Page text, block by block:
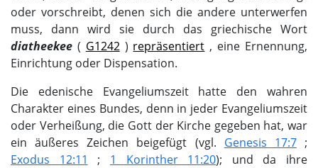
oder vorschreibt, denen sich die andere unterwerfen
muss, dann wird sie durch das griechische Wort
diatheekee ( G1242) repräsentiert , eine Ernennung,
Einrichtung oder Dispensation.
Die edenische Evangeliumszeit hatte den wahren
Charakter eines Bundes, denn in jeder Evangeliumszeit
oder Verheißung, die Gott der Kirche gegeben hat, war
ein äußeres Zeichen beigefügt (vgl. Genesis 17:7;
Exodus 12:11
; 1 Korinther 11:20); und da ihre